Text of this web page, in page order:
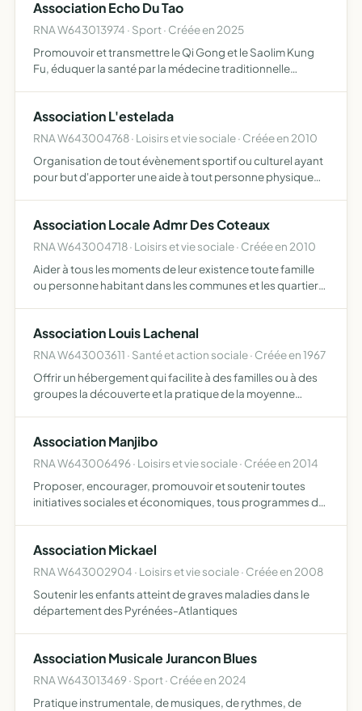
et conforme au s…
Association Echo Du Tao
RNA W643013974 · Sport · Créée en 2025
Promouvoir et transmettre le Qi Gong et le Saolim Kung
Fu, éduquer la santé par la médecine traditionnelle
Association L'estelada
RNA W643004768 · Loisirs et vie sociale · Créée en 2010
Organisation de tout évènement sportif ou culturel ayant
pour but d'apporter une aide à tout personne physique
Association Locale Admr Des Coteaux
RNA W643004718 · Loisirs et vie sociale · Créée en 2010
Aider à tous les moments de leur existence toute famille
ou personne habitant dans les communes et les quartiers
Association Louis Lachenal
RNA W643003611 · Santé et action sociale · Créée en 1967
Offrir un hébergement qui facilite à des familles ou à des
groupes la découverte et la pratique de la moyenne
Association Manjibo
RNA W643006496 · Loisirs et vie sociale · Créée en 2014
Proposer, encourager, promouvoir et soutenir toutes
initiatives sociales et économiques, tous programmes de
rencontre des cultu…
Association Mickael
RNA W643002904 · Loisirs et vie sociale · Créée en 2008
Soutenir les enfants atteint de graves maladies dans le
département des Pyrénées-Atlantiques
Association Musicale Jurancon Blues
RNA W643013469 · Sport · Créée en 2024
Pratique instrumentale, de musiques, de rythmes, de